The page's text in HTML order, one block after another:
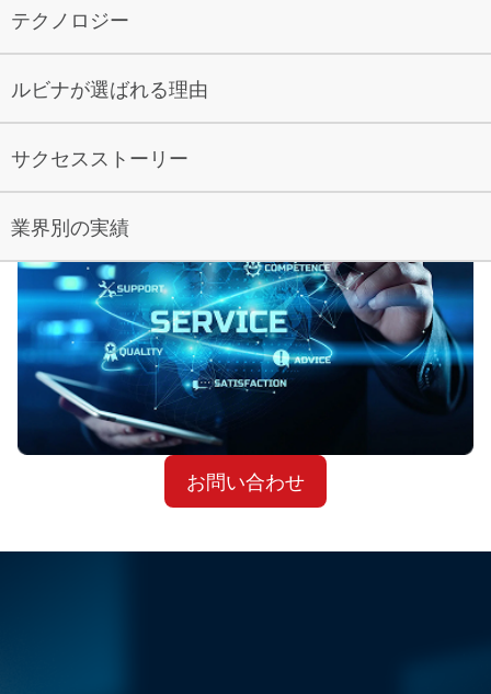
テクノロジー
ルビナが選ばれる理由
サクセスストーリー
業界別の実績
ォーム専用の技術を活用し、パフォーマンスを最大
新の機能や性能にアクセスできるアプリを開発しま
す。
高パフォーマンスなアプリを作成し、Appleのエコ
システムとシームレスに統合することで、iPhone
やiPadのユーザーに特別な体験を提供します。
✔ KotlinおよびJavaを活用して、Androidプラット
フォームの潜在能力を最大限に引き出し、様々なデ
バイスとの互換性を確保しながら、強力でスケーラ
ブルなアプリを開発します。
専門知識を持つソフトウェアエンジニアが、iOSと
Androidの両方でシームレスに動作するマルチプラ
ットフォームのモバイルアプリケーションを開発し
ます。当社の経験豊富な開発チームは、これらの先
進的なフレームワークの力を活用して、高品質で機
ーザー体験を保証します。
✔ React Nativeを使用する場合、JavaScriptで応答
性が高く、スケーラブルなアプリを構築します。
✔ Flutterを使用する場合、Dartで高性能で美しい
アプリを作成し、単一のコードベースで両方のプラ
ットフォームにわたる素晴らしいアプリを開発しま
UI/UXデザイン & プロトタイピング
私たちのモバイルアプリケーション向けのUI/UXデ
は、ユーザーの行動に関する研究と創造性を組み合
わせ、視覚的に美しいだけでなく、高い実用性を持
つインターフェースを作成します。ユーザー中心の
デザイン原則を適用し、アプリケーションに以下の
利点をもたらします：
✔ インタラクションの向上、スムーズで直感的な体
験
✔ 顧客満足度の向上とユーザーの維持能力の強化
ルビナソフトウエアでは、オフラインサポートとデ
ータ同期サービスを提供し、モバイルアプリが安定
したインターネット接続がなくても動作し、信頼性
マンスの中断がなくなり、どんな環境でもユーザー
の満足度とエンゲージメントが向上します。私たち
は、接続の有無にかかわらず、ユーザーがアプリに
シームレスにアクセスし、操作できるよう、強力な
オフライン機能を設計および実装します。また、私
たちの高度なデータ同期技術により、オフラインで
行われたすべての変更がインターネットに再接続さ
れた後に自動かつ正確に更新され、ユーザーにシー
可用性が求められるアプリケーションにとって非常
お問い合わせ